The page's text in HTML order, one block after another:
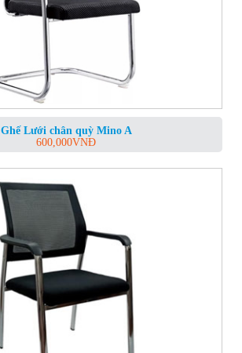
Ghế Lưới chân quỳ Mino A
600,000VNĐ